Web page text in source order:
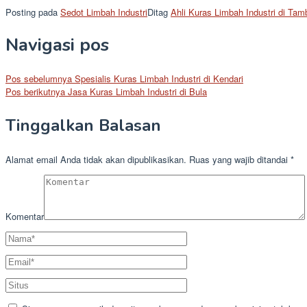
Posting pada Sedot Limbah IndustriDitag Ahli Kuras Limbah Industri di
Navigasi pos
Pos sebelumnya Spesialis Kuras Limbah Industri di Kendari
Pos berikutnya Jasa Kuras Limbah Industri di Bula
Tinggalkan Balasan
Alamat email Anda tidak akan dipublikasikan. Ruas yang wajib ditandai *
Komentar